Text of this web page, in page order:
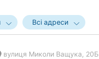
Всі адреси
вулиця Миколи Ващука, 20Б